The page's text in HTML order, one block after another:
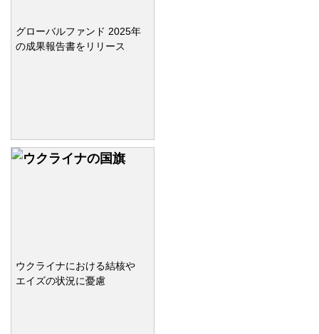
グローバルファンド 2025年
の成果報告書をリリース
ウクライナにおける結核や
エイズの状況に憂慮